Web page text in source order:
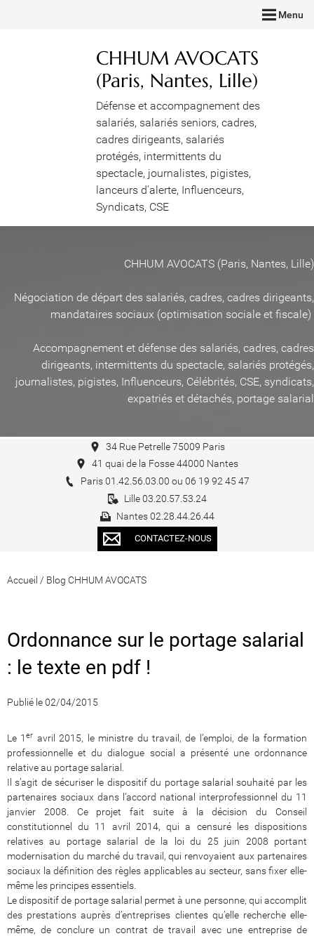
Menu
CHHUM AVOCATS
(Paris, Nantes, Lille)
Défense et accompagnement des
salariés, salariés seniors, cadres,
cadres dirigeants, salariés
protégés, intermittents du
spectacle, journalistes, pigistes,
lanceurs d'alerte, Influenceurs,
Syndicats, CSE
CHHUM AVOCATS (Paris, Nantes, Lille)
Négociation de départ des salariés, cadres, cadres dirigeants,
mandataires sociaux (optimisation sociale et fiscale)
Accompagnement et défense des salariés, cadres, cadres
dirigeants, intermittents du spectacle, salariés protégés,
journalistes, pigistes, Influenceurs, Célébrités, CSE, syndicats,
expatriés et détachés, portage salarial
34 Rue Petrelle 75009 Paris
41 quai de la Fosse 44000 Nantes
Paris 01.42.56.03.00 ou 06 19 92 45 47
Lille 03.20.57.53.24
Nantes 02.28.44.26.44
CONTACTEZ-NOUS
Accueil / Blog CHHUM AVOCATS
Ordonnance sur le portage salarial
: le texte en pdf !
Publié le 02/04/2015
Le 1er avril 2015, le ministre du travail, de l’emploi, de la formation
professionnelle et du dialogue social a présenté une ordonnance
relative au portage salarial.
Il s’agit de sécuriser le dispositif du portage salarial souhaité par les
partenaires sociaux dans l’accord national interprofessionnel du 11
janvier 2008. Ce projet fait suite à la décision du Conseil
constitutionnel du 11 avril 2014, qui a censuré les dispositions
relatives au portage salarial de la loi du 25 juin 2008 portant
modernisation du marché du travail, qui renvoyaient aux partenaires
sociaux la définition des règles applicables au secteur, sans fixer elle-
même les principes essentiels.
Le dispositif de portage salarial permet à une personne, qui accomplit
des prestations auprès d’entreprises clientes qu’elle recherche elle-
même, de conclure un contrat de travail avec une entreprise de